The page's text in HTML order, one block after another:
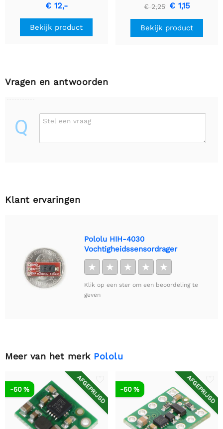
vochtigheidssensor
€ 12,-
Bekijk product
temperatuur sensor
€ 2,25 € 1,15
Bekijk product
Vragen en antwoorden
Q Stel een vraag
Klant ervaringen
Pololu HIH-4030
Vochtigheidssensordrager
★ ★ ★ ★ ★
Klik op een ster om een beoordeling te
geven
Meer van het merk Pololu
AFGEPRIJSD
-50 % AFGEPRIJSD
-50 %